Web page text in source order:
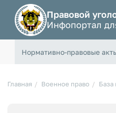
Правовой
Инфопортал
Нормативно-правовые
Главная Военное право База